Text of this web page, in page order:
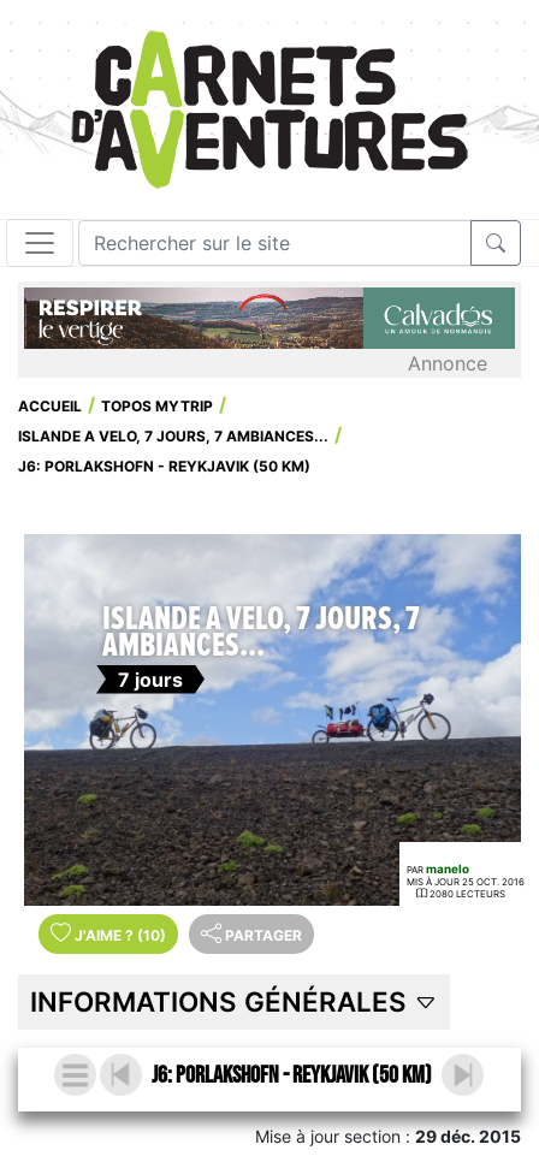
Annonce
ACCUEIL
TOPOS MYTRIP
ISLANDE A VELO, 7 JOURS, 7 AMBIANCES...
J6: PORLAKSHOFN - REYKJAVIK (50 KM)
ISLANDE A VELO, 7 JOURS, 7
AMBIANCES...
7 jours
PAR manelo
MIS À JOUR 25 OCT. 2016
2080 LECTEURS
J'AIME ? (10) PARTAGER
INFORMATIONS GÉNÉRALES
J6: Porlakshofn - Reykjavik (50 km)
Mise à jour section :29 déc. 2015